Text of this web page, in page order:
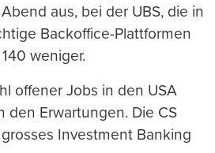
aus, bei der UBS, die in
Backoffice-Plattformen
weniger.
offener Jobs in den USA
den Erwartungen. Die CS
Investment Banking